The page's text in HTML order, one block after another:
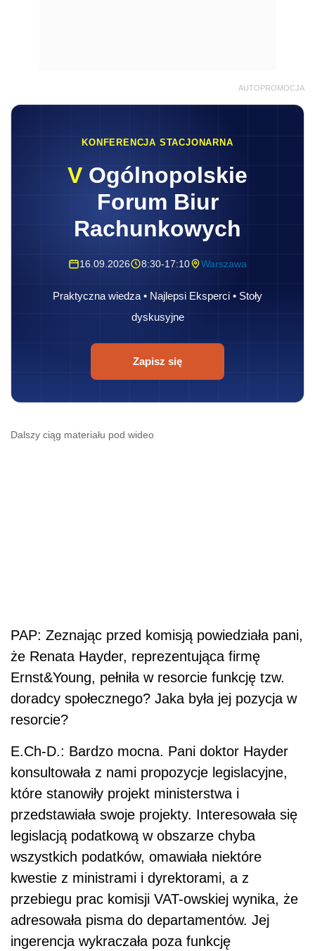
AUTOPROMOCJA
KONFERENCJA STACJONARNA
V Ogólnopolskie
Forum Biur
Rachunkowych
16.09.2026 8:30-17:10 Warszawa
Praktyczna wiedza • Najlepsi Eksperci • Stoły
dyskusyjne
Zapisz się
Dalszy ciąg materiału pod wideo
PAP: Zeznając przed komisją powiedziała pani,
że Renata Hayder, reprezentująca firmę
Ernst&Young, pełniła w resorcie funkcję tzw.
doradcy społecznego? Jaka była jej pozycja w
resorcie?
E.Ch-D.: Bardzo mocna. Pani doktor Hayder
konsultowała z nami propozycje legislacyjne,
które stanowiły projekt ministerstwa i
przedstawiała swoje projekty. Interesowała się
legislacją podatkową w obszarze chyba
wszystkich podatków, omawiała niektóre
kwestie z ministrami i dyrektorami, a z
przebiegu prac komisji VAT-owskiej wynika, że
adresowała pisma do departamentów. Jej
ingerencja wykraczała poza funkcję